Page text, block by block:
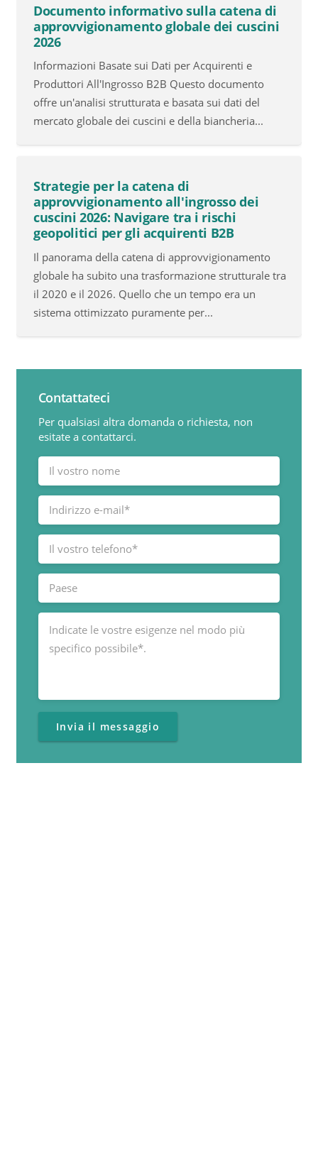
Documento informativo sulla catena di
approvvigionamento globale dei cuscini
2026
Informazioni Basate sui Dati per Acquirenti e
Produttori All'Ingrosso B2B Questo documento
offre un'analisi strutturata e basata sui dati del
mercato globale dei cuscini e della biancheria...
Strategie per la catena di
approvvigionamento all'ingrosso dei
cuscini 2026: Navigare tra i rischi
geopolitici per gli acquirenti B2B
Il panorama della catena di approvvigionamento
globale ha subito una trasformazione strutturale tra
il 2020 e il 2026. Quello che un tempo era un
sistema ottimizzato puramente per...
Contattateci
Per qualsiasi altra domanda o richiesta, non
esitate a contattarci.